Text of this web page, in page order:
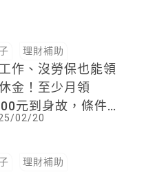
理財補助
作、沒勞保也能領
金！至少月領
元到身故，條件
02/20
理財補助